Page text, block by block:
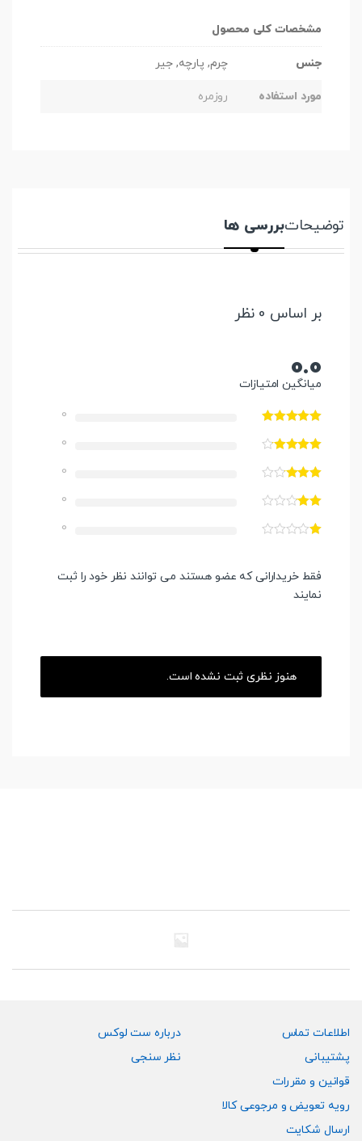
مشخصات کلی محصول
جنس چرم, پارچه, جیر
مورد استفاده روزمره
توضیحاتبررسی ها
بر اساس 0 نظر
0.0
میانگین امتیازات
0
0
0
0
0
فقط خریدارانی که عضو هستند می توانند نظر خود را ثبت
نمایند
هنوز نظری ثبت نشده است.
اطلاعات تماس
پشتیبانی
قوانین و مقررات
رویه تعویض و مرجوعی کالا
ارسال شکایت
درباره ست لوکس
نظر سنجی